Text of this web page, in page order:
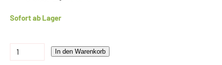
Sofort ab Lager
In den Warenkorb